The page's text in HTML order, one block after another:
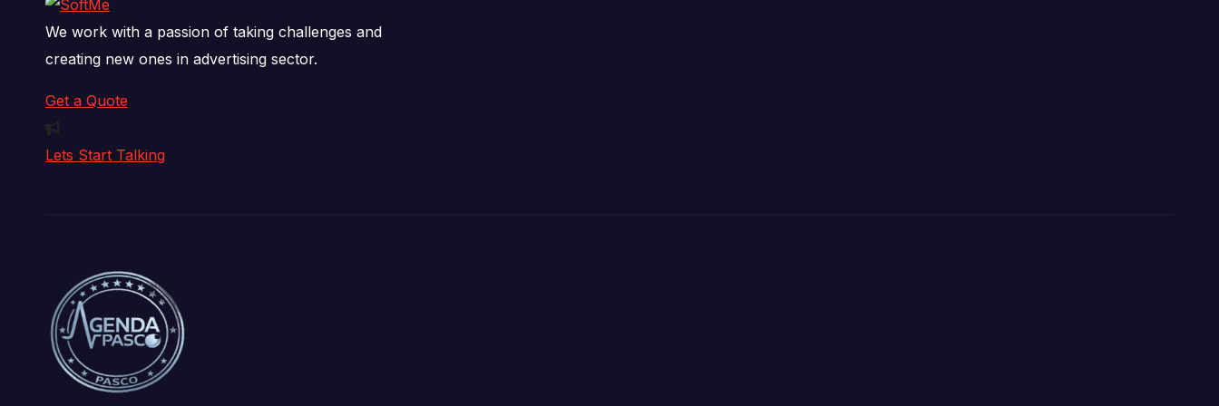
We work with a passion of taking challenges and
creating new ones in advertising sector.
Get a Quote
Lets Start Talking